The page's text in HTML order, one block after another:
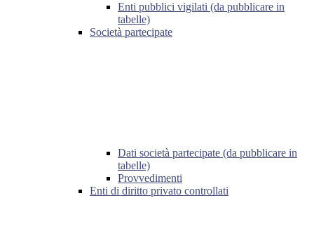
Enti pubblici vigilati (da pubblicare in
tabelle)
Società partecipate
Dati società partecipate (da pubblicare in
tabelle)
Provvedimenti
Enti di diritto privato controllati